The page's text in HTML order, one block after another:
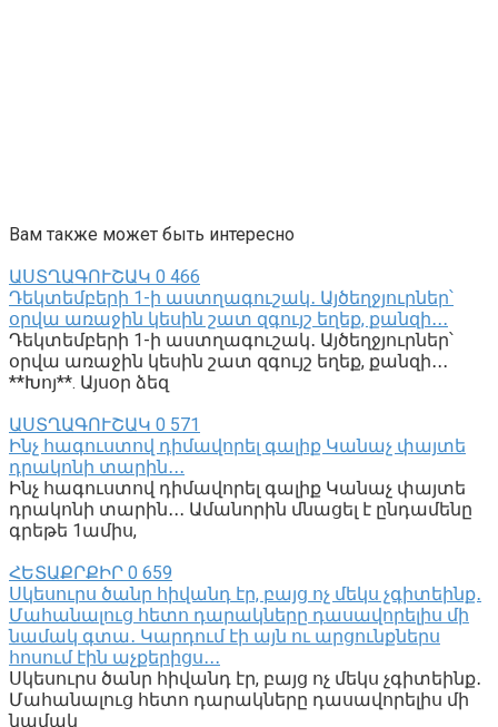
Вам также может быть интересно
ԱՍՏՂԱԳՈՒՇԱԿ 0 466
Դեկտեմբերի 1-ի աստղագուշակ․ Այծեղջյուրներ՝
օրվա առաջին կեսին շատ զգույշ եղեք, քանզի․․․
Դեկտեմբերի 1-ի աստղագուշակ․ Այծեղջյուրներ՝
օրվա առաջին կեսին շատ զգույշ եղեք, քանզի․․․
**Խոյ**. Այսօր ձեզ
ԱՍՏՂԱԳՈՒՇԱԿ 0 571
Ինչ հագուստով դիմավորել գալիք Կանաչ փայտե
դրակոնի տարին․․․
Ինչ հագուստով դիմավորել գալիք Կանաչ փայտե
դրակոնի տարին․․․ Ամանորին մնացել է ընդամենը
գրեթե 1ամիս,
ՀԵՏԱՔՐՔԻՐ 0 659
Սկեսուրս ծանր հիվանդ էր, բայց ոչ մեկս չգիտեինք․
Մահանալուց հետո դարակները դասավորելիս մի
նամակ գտա․ Կարդում էի այն ու արցունքներս
հոսում էին աչքերիցս․․․
Սկեսուրս ծանր հիվանդ էր, բայց ոչ մեկս չգիտեինք․
Մահանալուց հետո դարակները դասավորելիս մի
նամակ